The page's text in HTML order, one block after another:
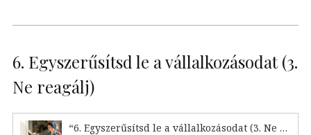
6. Egyszerűsítsd le a vállalkozásodat (3.
Ne reagálj)
“6. Egyszerűsítsd le a vállalkozásodat (3. Ne reagálj)”